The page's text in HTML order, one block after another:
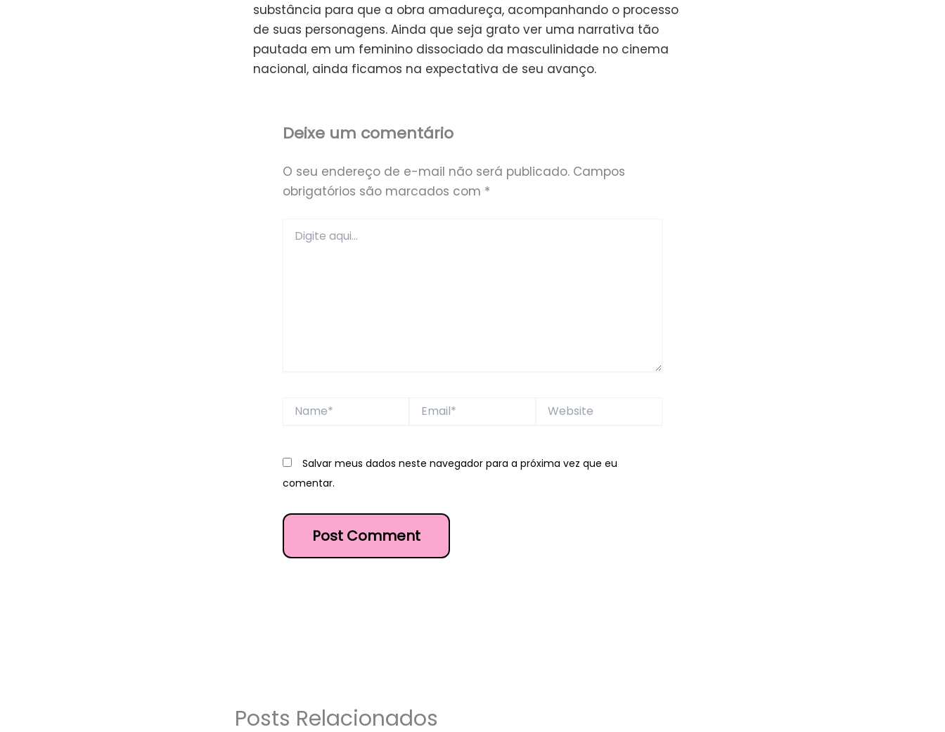
substância para que a obra amadureça, acompanhando o processo
de suas personagens. Ainda que seja grato ver uma narrativa tão
pautada em um feminino dissociado da masculinidade no cinema
nacional, ainda ficamos na expectativa de seu avanço.
Deixe um comentário
O seu endereço de e-mail não será publicado. Campos
obrigatórios são marcados com *
aqui...
Website
Salvar meus dados neste navegador para a próxima vez que eu
comentar.
Posts Relacionados